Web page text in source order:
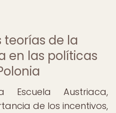
teorías de la
en las políticas
Austriaca,
de los incentivos,